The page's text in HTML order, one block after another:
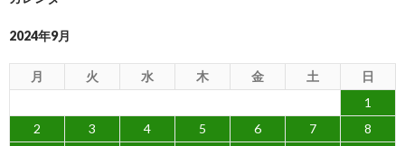
2024年9月
月 火 水 木 金 土
日
1
2
3 4 5 6 7
8